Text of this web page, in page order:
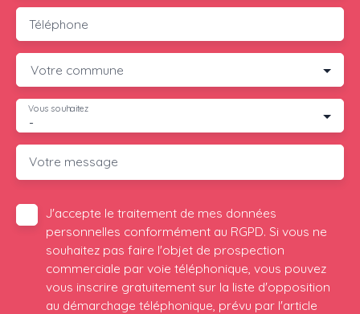
Téléphone
Votre commune
-
Vous souhaitez
Votre message
J'accepte le traitement de mes données
personnelles conformément au RGPD. Si vous ne
souhaitez pas faire l'objet de prospection
commerciale par voie téléphonique, vous pouvez
vous inscrire gratuitement sur la liste d'opposition
au démarchage téléphonique, prévu par l'article